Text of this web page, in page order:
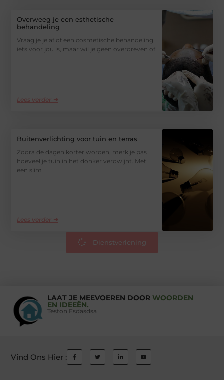
Overweeg je een esthetische
behandeling
Vraag je je af of een cosmetische behandeling
iets voor jou is, maar wil je geen overdreven of
Lees verder ➜
Buitenverlichting voor tuin en terras
Zodra de dagen korter worden, merk je pas
hoeveel je tuin in het donker verdwijnt. Met
een slim
Lees verder ➜
Dienstverlening
LAAT JE MEEVOEREN DOOR WOORDEN
EN IDEEËN.
Teston Esdasdsa
Vind Ons Hier :